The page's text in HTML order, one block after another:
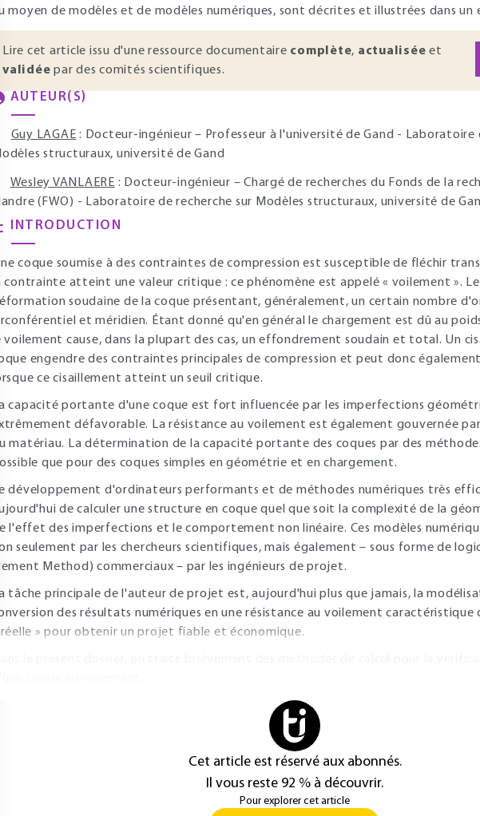
moyen de modèles et de modèles numériques, sont décrites et illustrées dans un
Lire cet article issu d'une ressource documentaire complète, actualisée et
validée par des comités scientifiques.
AUTEUR(S)
Guy LAGAE : Docteur-ingénieur – Professeur à l'université de Gand - Laboratoire
structuraux, université de Gand
Wesley VANLAERE : Docteur-ingénieur – Chargé de recherches du Fonds de la
(FWO) - Laboratoire de recherche sur Modèles structuraux, université de
INTRODUCTION
coque soumise à des contraintes de compression est susceptible de fléchir
contrainte atteint une valeur critique : ce phénomène est appelé « voilement ».
soudaine de la coque présentant, généralement, un certain nombre
et méridien. Étant donné qu'en général le chargement est dû au
voilement cause, dans la plupart des cas, un effondrement soudain et total. Un
engendre des contraintes principales de compression et peut donc
ce cisaillement atteint un seuil critique.
capacité portante d'une coque est fort influencée par les imperfections
défavorable. La résistance au voilement est également gouvernée
matériau. La détermination de la capacité portante des coques par des
que pour des coques simples en géométrie et en chargement.
développement d'ordinateurs performants et de méthodes numériques très
de calculer une structure en coque quel que soit la complexité de la
l'effet des imperfections et le comportement non linéaire. Ces modèles
seulement par les chercheurs scientifiques, mais également – sous forme de
Method) commerciaux – par les ingénieurs de projet.
tâche principale de l'auteur de projet est, aujourd'hui plus que jamais, la
des résultats numériques en une résistance au voilement caractéristique
réelle » pour obtenir un projet fiable et économique.
Cet article est réservé aux abonnés.
Il vous reste 92 % à découvrir.
Pour explorer cet article